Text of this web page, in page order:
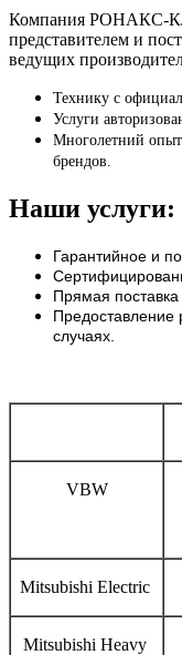
Компания РОНАКС-
представителем и
ведущих
Технику с
Услуги
Многолетний
брендов.
Наши услуги:
Гарантийное и
Прямая
Предоставление
случаях.
VBW
Mitsubishi Electric
Mitsubishi Heavy